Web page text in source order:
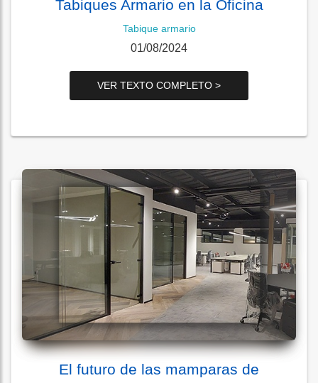
Tabiques Armario en la Oficina
Tabique armario
01/08/2024
VER TEXTO COMPLETO >
El futuro de las mamparas de